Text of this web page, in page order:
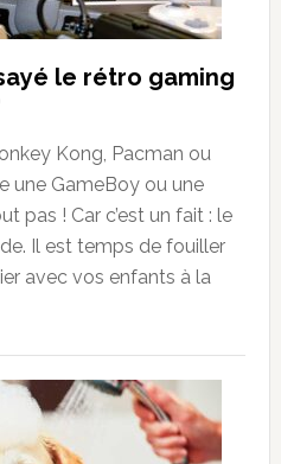
le rétro gaming
Kong, Pacman ou
une GameBoy ou une
pas ! Car c’est un fait : le
Il est temps de fouiller
avec vos enfants à la